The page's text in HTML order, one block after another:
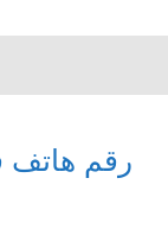
رقم هاتف